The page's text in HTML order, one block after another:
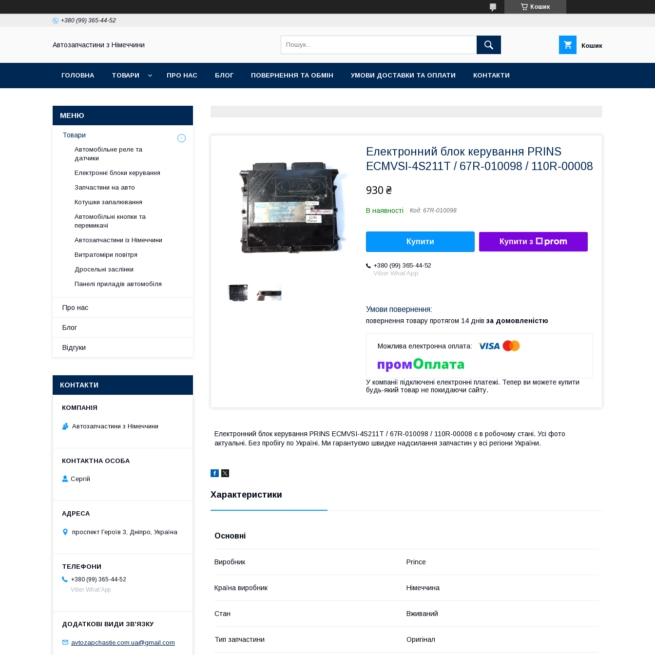
Кошик
+380 (99) 365-44-52
Автозапчастини з Німеччини Кошик
ГОЛОВНА ТОВАРИ ПРО НАС БЛОГ ПОВЕРНЕННЯ ТА ОБМІН УМОВИ ДОСТАВКИ ТА ОПЛАТИ КОНТАКТИ
Електронний блок керування PRINS
ECMVSI-4S211T / 67R-010098 / 110R-00008
930 ₴
В наявності Код: 67R-010098
Купити Купити з
+380 (99) 365-44-52
Viber What’App
повернення товару протягом 14 днів за домовленістю
У компанії підключені електронні платежі. Тепер ви можете купити
будь-який товар не покидаючи сайту.
Електронний блок керування PRINS ECMVSI-4S211T / 67R-010098 / 110R-00008 є в робочому стані. Усі фото
актуальні. Без пробігу по Україні. Ми гарантуємо швидке надсилання запчастин у всі регіони України.
Характеристики
Основні
Виробник Prince
Країна виробник Німеччина
Стан Вживаний
Тип запчастини Оригінал
Товари
Автомобільне реле та
датчики
Електронні блоки керування
Запчастини на авто
Котушки запалювання
Автомобільні кнопки та
перемикачі
Автозапчастини із Німеччини
Витратоміри повітря
Дросельні заслінки
Панелі приладів автомобіля
Про нас
Блог
Відгуки
КОНТАКТИ
Автозапчастини з Німеччини
Сергій
проспект Героїв 3, Дніпро, Україна
+380 (99) 365-44-52
Viber What’App
avtozapchastie.com.ua@gmail.com